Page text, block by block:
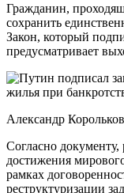
Гражданин,
сохранить
Закон, который
предусматривает
Александр
Согласно
достижения
рамках
реструктуризации